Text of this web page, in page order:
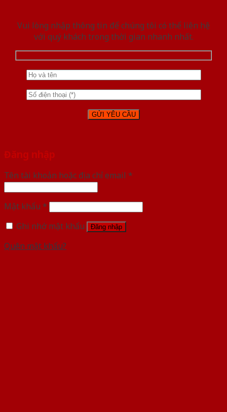
Vui lòng nhập thông tin để chúng tôi có thể liên hệ
với quý khách trong thời gian nhanh nhất.
Đăng nhập
Tên tài khoản hoặc địa chỉ email *
Mật khẩu *
Ghi nhớ mật khẩu
Đăng nhập
Quên mật khẩu?